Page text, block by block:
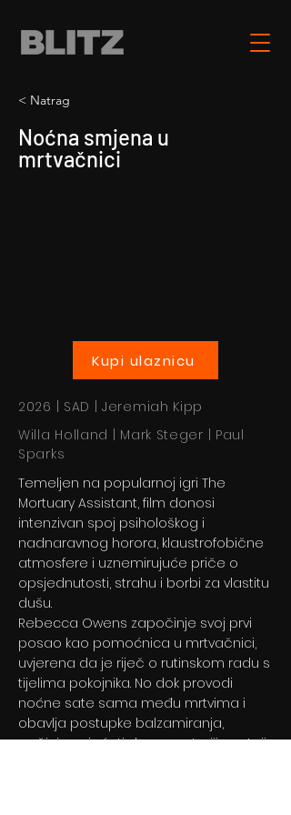
< Natrag
Noćna smjena u
mrtvačnici
Kupi ulaznicu
2026 | SAD | Jeremiah Kipp
Willa Holland | Mark Steger | Paul
Sparks
Temeljen na popularnoj igri The
Mortuary Assistant, film donosi
intenzivan spoj psihološkog i
nadnaravnog horora, klaustrofobične
atmosfere i uznemirujuće priče o
opsjednutosti, strahu i borbi za vlastitu
dušu.
Rebecca Owens započinje svoj prvi
posao kao pomoćnica u mrtvačnici,
uvjerena da je riječ o rutinskom radu s
tijelima pokojnika. No dok provodi
noćne sate sama među mrtvima i
obavlja postupke balzamiranja,
počinje osjećati da u prostoriji postoji